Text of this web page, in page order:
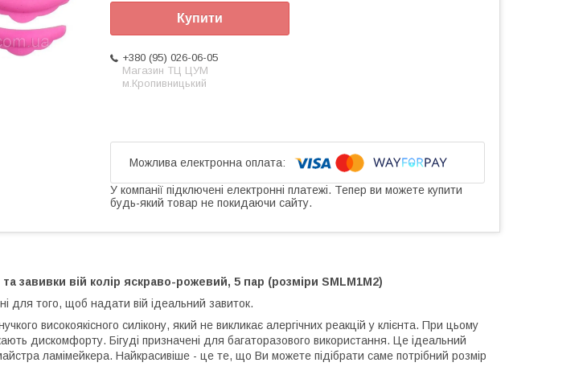
Купити
+380 (95) 026-06-05
Магазин ТЦ ЦУМ
м.Кропивницький
У компанії підключені електронні платежі. Тепер ви можете купити
будь-який товар не покидаючи сайту.
завивки вій колір яскраво-рожевий, 5 пар (розміри SMLM1M2)
для того, щоб надати вій ідеальний завиток.
високоякісного силікону, який не викликає алергічних реакцій у клієнта. При цьому
дискомфорту. Бігуді призначені для багаторазового використання. Це ідеальний
ламімейкера. Найкрасивіше - це те, що Ви можете підібрати саме потрібний розмір